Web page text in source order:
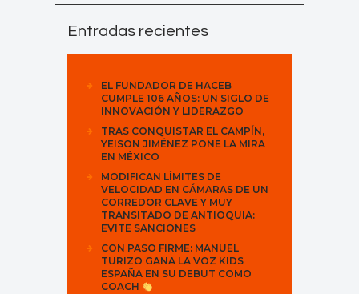
Entradas recientes
EL FUNDADOR DE HACEB
CUMPLE 106 AÑOS: UN SIGLO DE
INNOVACIÓN Y LIDERAZGO
TRAS CONQUISTAR EL CAMPÍN,
YEISON JIMÉNEZ PONE LA MIRA
EN MÉXICO
MODIFICAN LÍMITES DE
VELOCIDAD EN CÁMARAS DE UN
CORREDOR CLAVE Y MUY
TRANSITADO DE ANTIOQUIA:
EVITE SANCIONES
CON PASO FIRME: MANUEL
TURIZO GANA LA VOZ KIDS
ESPAÑA EN SU DEBUT COMO
COACH